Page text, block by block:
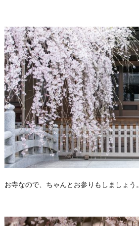
お寺なので、ちゃんとお参りもしましょう。